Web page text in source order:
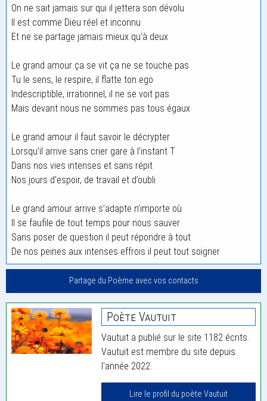
On ne sait jamais sur qui il jettera son dévolu
Il est comme Dieu réel et inconnu
Et ne se partage jamais mieux qu’à deux
Le grand amour ça se vit ça ne se touche pas
Tu le sens, le respire, il flatte ton ego
Indescriptible, irrationnel, il ne se voit pas
Mais devant nous ne sommes pas tous égaux
Le grand amour il faut savoir le décrypter
Lorsqu’il arrive sans crier gare à l’instant T
Dans nos vies intenses et sans répit
Nos jours d’espoir, de travail et d’oubli
Le grand amour arrive s’adapte n’importe où
Il se faufile de tout temps pour nous sauver
Sans poser de question il peut répondre à tout
De nos peines aux intenses effrois il peut tout soigner
Partage du Poème avec vos contacts
Poète Vautuit
Vautuit a publié sur le site 1182 écrits.
Vautuit est membre du site depuis
l'année 2022.
Lire le profil du poète Vautuit